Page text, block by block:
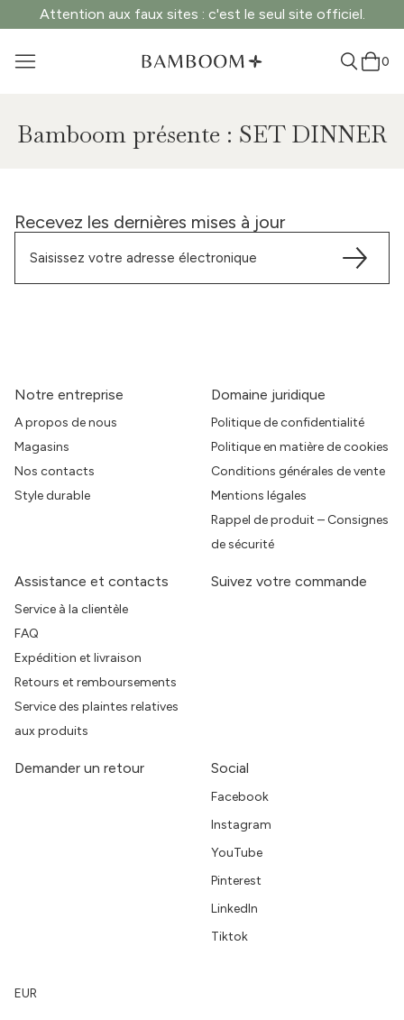
Attention aux faux sites : c'est le seul site officiel.
0
Bamboom présente : SET DINNER
Recevez les dernières mises à jour
Notre entreprise
A propos de nous
Magasins
Nos contacts
Style durable
Domaine juridique
Politique de confidentialité
Politique en matière de cookies
Conditions générales de vente
Mentions légales
Rappel de produit – Consignes
de sécurité
Assistance et contacts
Service à la clientèle
FAQ
Expédition et livraison
Retours et remboursements
Service des plaintes relatives
aux produits
Suivez votre commande
Demander un retour Social
Facebook
Instagram
YouTube
Pinterest
LinkedIn
Tiktok
EUR